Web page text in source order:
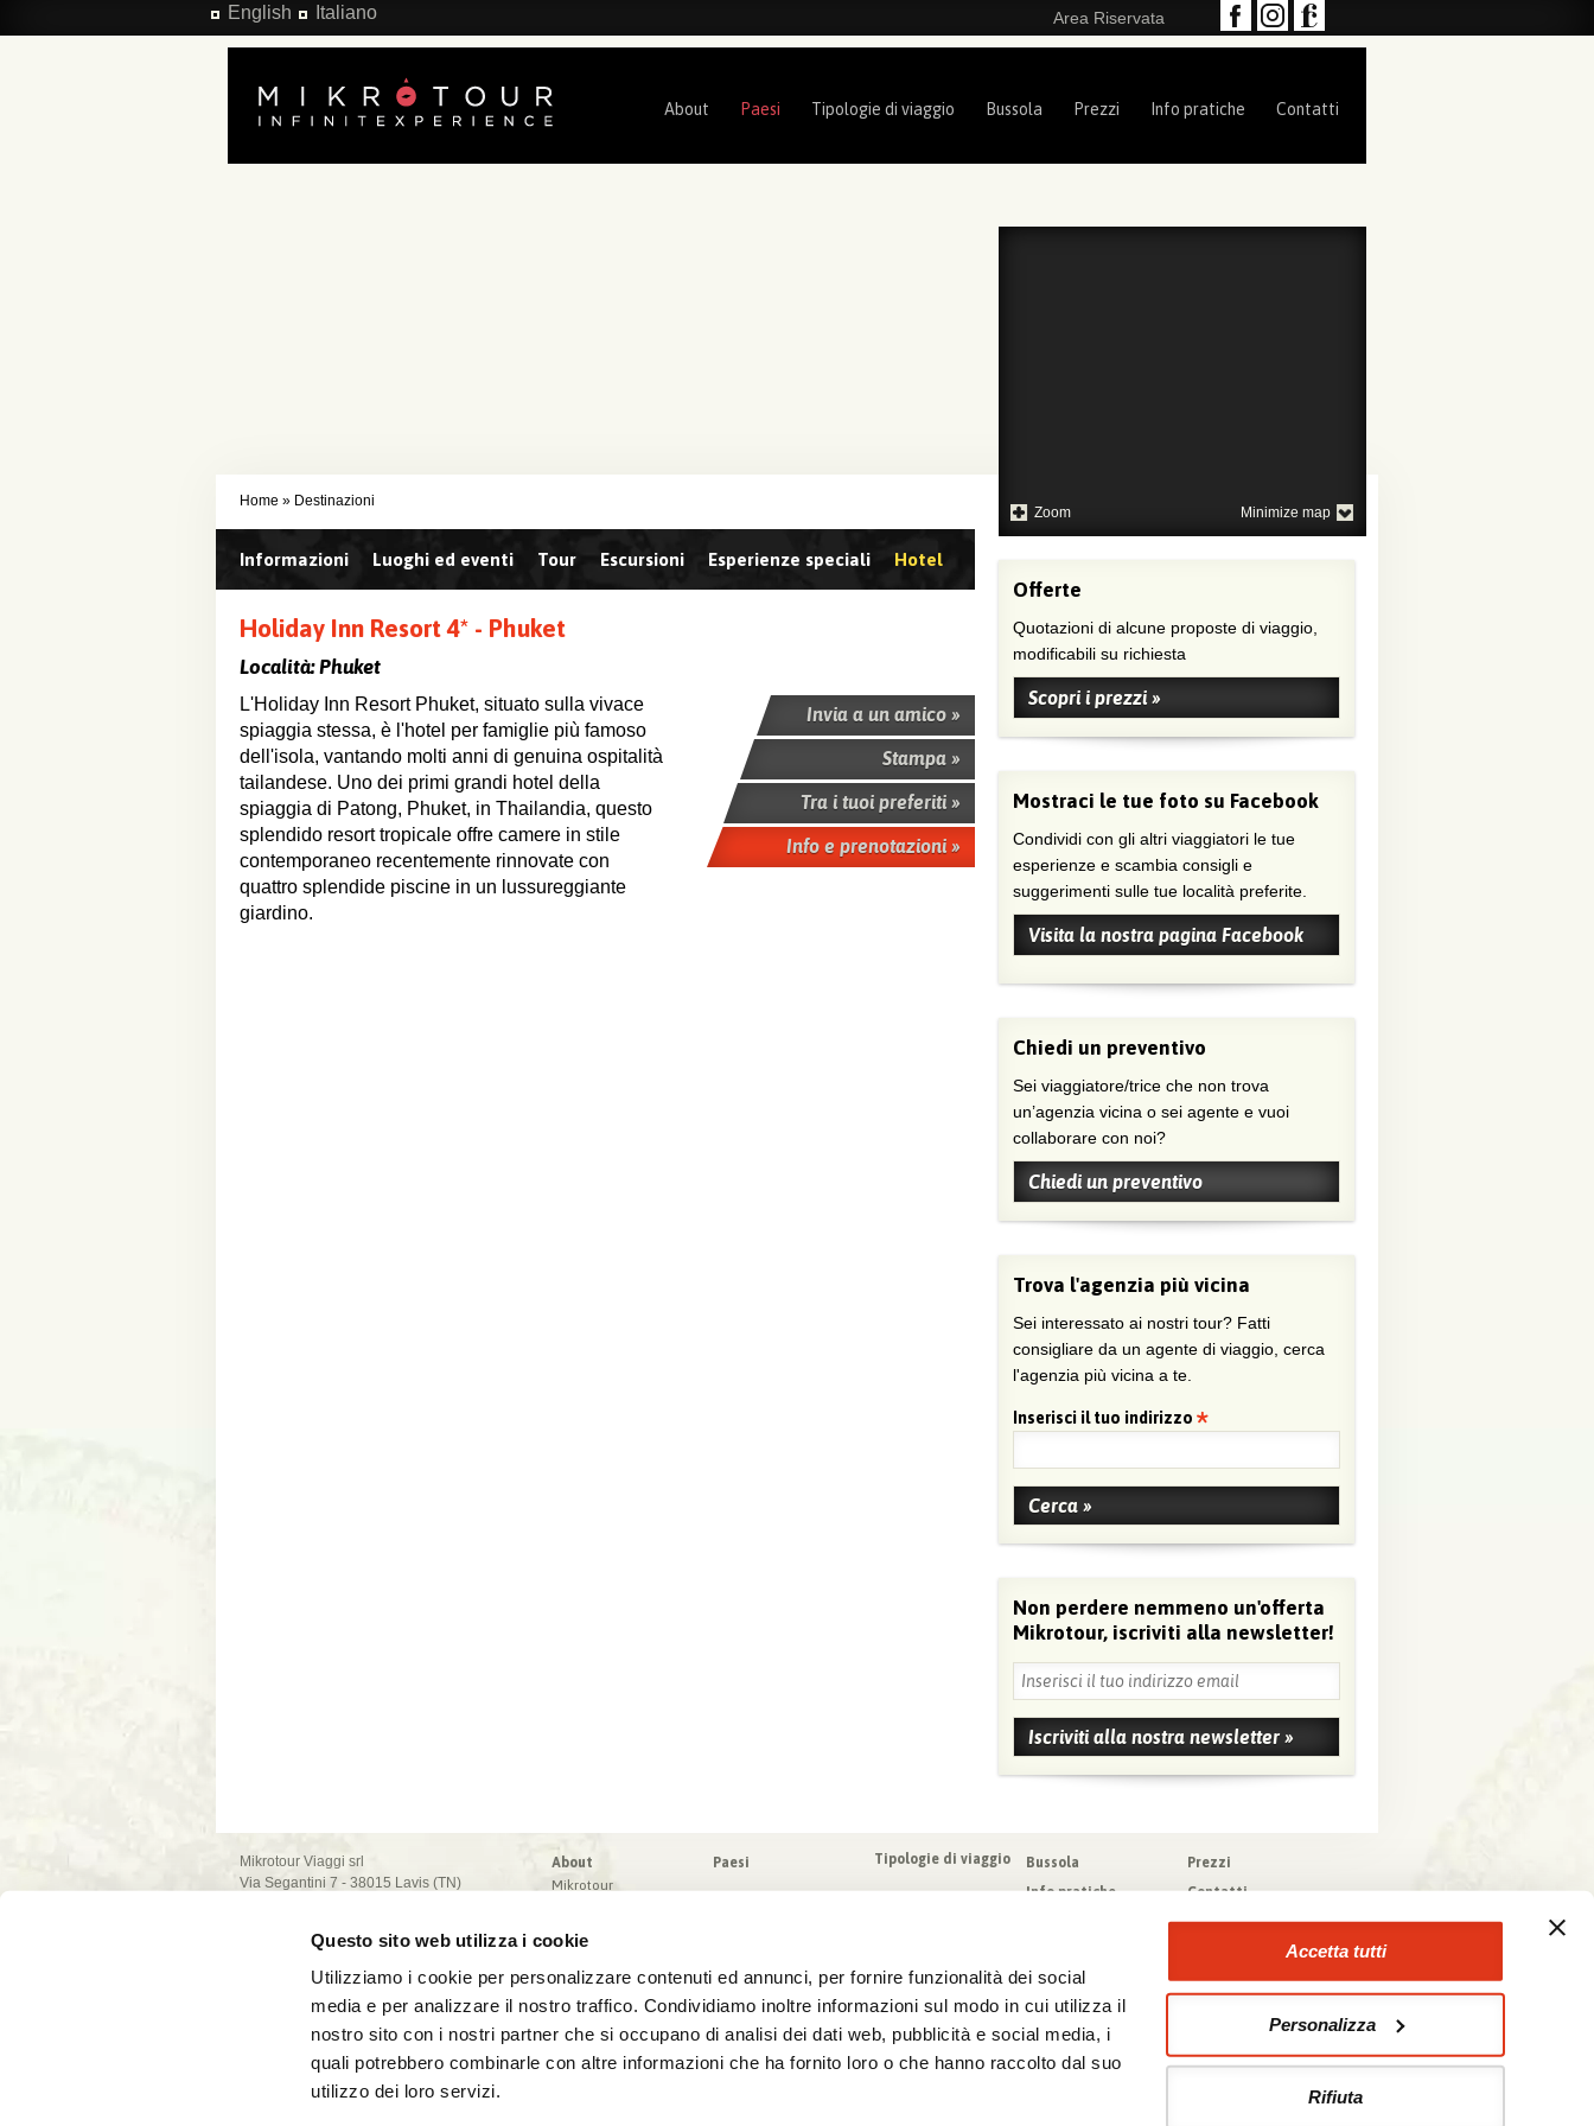
Questo sito web utilizza i cookie
Utilizziamo i cookie per personalizzare contenuti ed annunci, per fornire funzionalità dei social
media e per analizzare il nostro traffico. Condividiamo inoltre informazioni sul modo in cui utilizza il
nostro sito con i nostri partner che si occupano di analisi dei dati web, pubblicità e social media, i
quali potrebbero combinarle con altre informazioni che ha fornito loro o che hanno raccolto dal suo
utilizzo dei loro servizi.
Accetta tutti
Personalizza
Rifiuta
Salta al contenuto principale Area Riservata
English Italiano
About Paesi Tipologie di viaggio Bussola Prezzi Info pratiche Contatti
Home » Destinazioni
Informazioni Luoghi ed eventi Tour Escursioni Esperienze speciali Hotel
Holiday Inn Resort 4* - Phuket
Località:Phuket
Invia a un amico »
Stampa »
Tra i tuoi preferiti »
Info e prenotazioni »
L'Holiday Inn Resort Phuket, situato sulla vivace
spiaggia stessa, è l'hotel per famiglie più famoso
dell'isola, vantando molti anni di genuina ospitalità
tailandese. Uno dei primi grandi hotel della
spiaggia di Patong, Phuket, in Thailandia, questo
splendido resort tropicale offre camere in stile
contemporaneo recentemente rinnovate con
quattro splendide piscine in un lussureggiante
giardino.
Zoom Minimize map
Offerte
Quotazioni di alcune proposte di viaggio,
modificabili su richiesta
Scopri i prezzi »
Mostraci le tue foto su Facebook
Condividi con gli altri viaggiatori le tue
esperienze e scambia consigli e
suggerimenti sulle tue località preferite.
Visita la nostra pagina Facebook
Chiedi un preventivo
Sei viaggiatore/trice che non trova
un’agenzia vicina o sei agente e vuoi
collaborare con noi?
Chiedi un preventivo
Trova l'agenzia più vicina
Sei interessato ai nostri tour? Fatti
consigliare da un agente di viaggio, cerca
l'agenzia più vicina a te.
Inserisci il tuo indirizzo
Non perdere nemmeno un'offerta
Mikrotour, iscriviti alla newsletter!
Mikrotour Viaggi srl
Via Segantini 7 - 38015 Lavis (TN)
capitale sociale 10.000€
PEC: mikrotour @ legalmail.it
cookie policy
About
Mikrotour
Blog
Paesi Tipologie di viaggio Bussola
Prezzi
Info pratiche
Scheda tecnica
Contatti